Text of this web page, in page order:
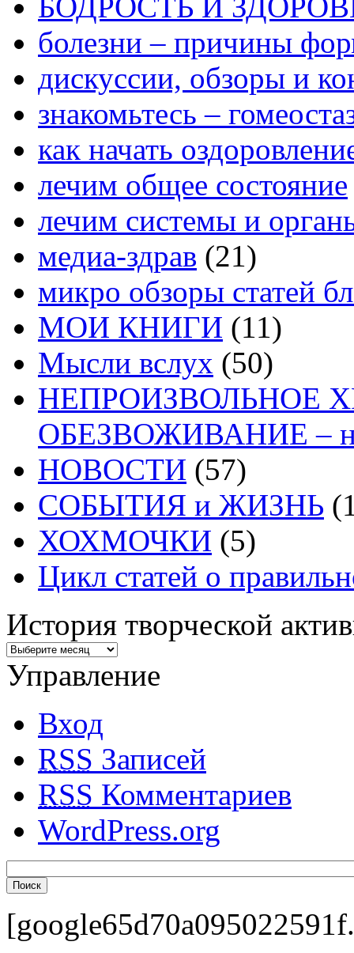
болезни – причины
дискуссии, обзоры и
знакомьтесь –
как начать
лечим общее состояние
лечим системы и
медиа-здрав (21)
микро обзоры статей
МОИ КНИГИ (11)
Мысли вслух (50)
НЕПРОИЗВОЛЬНОЕ
ОБЕЗВОЖИВАНИЕ –
НОВОСТИ (57)
СОБЫТИЯ и ЖИЗНЬ
ХОХМОЧКИ (5)
Цикл статей о
История творческой
Управление
Вход
RSS Записей
RSS Комментариев
WordPress.org